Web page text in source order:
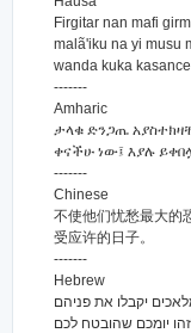
Firgitar nan mafi
malã'iku na yi musu
wanda kuka
-------
Amharic
ታላቁ ድንጋጤ
ቀናችሁ ነው፤ እያሉ
-------
Chinese
不使他们忧愁最大
受应许的日子。
-------
Hebrew
יקבלו את פניהם